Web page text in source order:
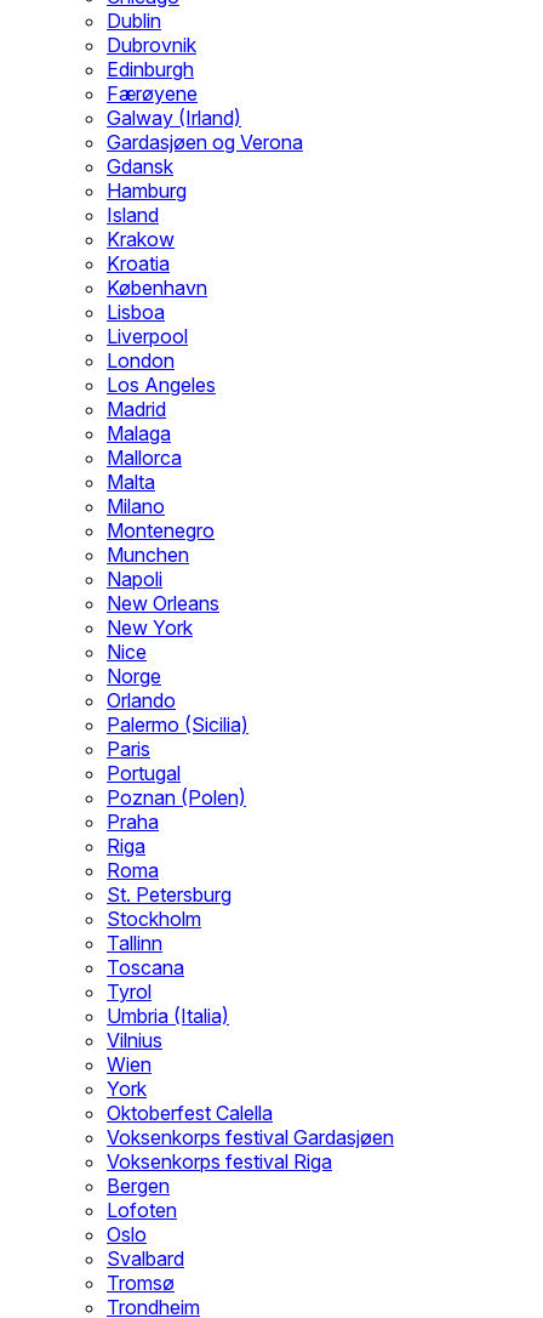
Dublin
Dubrovnik
Edinburgh
Færøyene
Galway (Irland)
Gardasjøen og Verona
Gdansk
Hamburg
Island
Krakow
Kroatia
København
Lisboa
Liverpool
London
Los Angeles
Madrid
Malaga
Mallorca
Malta
Milano
Montenegro
Munchen
Napoli
New Orleans
New York
Nice
Norge
Orlando
Palermo (Sicilia)
Paris
Portugal
Poznan (Polen)
Praha
Riga
Roma
St. Petersburg
Stockholm
Tallinn
Toscana
Tyrol
Umbria (Italia)
Vilnius
Wien
York
Oktoberfest Calella
Voksenkorps festival Gardasjøen
Voksenkorps festival Riga
Bergen
Lofoten
Oslo
Svalbard
Tromsø
Trondheim